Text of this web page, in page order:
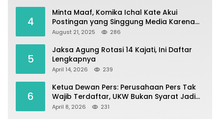
4
Minta Maaf, Komika Ichal Kate Akui
Postingan yang Singgung Media Karena
Emosi
August 21, 2025 286
5
Jaksa Agung Rotasi 14 Kajati, Ini Daftar
Lengkapnya
April 14, 2026 239
6
Ketua Dewan Pers: Perusahaan Pers Tak
Wajib Terdaftar, UKW Bukan Syarat Jadi
Wartawan
April 8, 2026 231